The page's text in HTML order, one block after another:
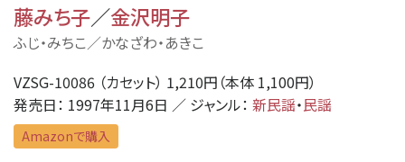
藤みち子／金沢明子
ふじ・みちこ／かなざわ・あきこ
VZSG-10086 （カセット） 1,210円（本体 1,100円）
発売日： 1997年11月6日 ／ ジャンル： 新民謡・民謡
Amazonで購入